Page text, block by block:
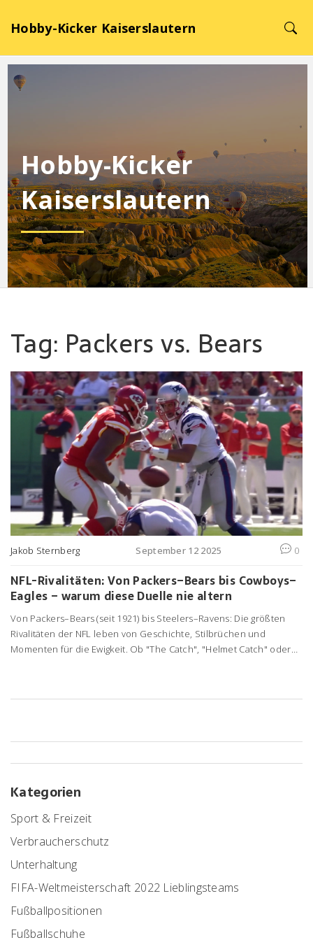
Hobby-Kicker Kaiserslautern
Hobby-Kicker
Kaiserslautern
Tag: Packers vs. Bears
Jakob Sternberg September 12 2025 0
NFL-Rivalitäten: Von Packers–Bears bis Cowboys–
Eagles – warum diese Duelle nie altern
Von Packers–Bears (seit 1921) bis Steelers–Ravens: Die größten
Rivalitäten der NFL leben von Geschichte, Stilbrüchen und
Momenten für die Ewigkeit. Ob "The Catch", "Helmet Catch" oder
Kategorien
Sport & Freizeit
Verbraucherschutz
Unterhaltung
FIFA-Weltmeisterschaft 2022 Lieblingsteams
Fußballpositionen
Fußballschuhe